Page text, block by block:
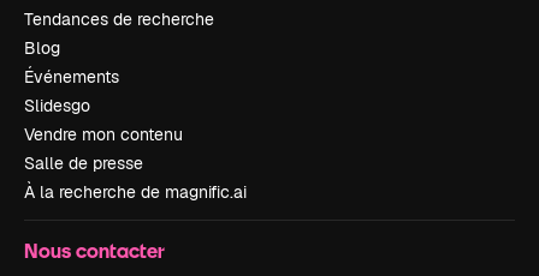
Tendances de recherche
Blog
Événements
Slidesgo
Vendre mon contenu
Salle de presse
À la recherche de magnific.ai
Nous contacter